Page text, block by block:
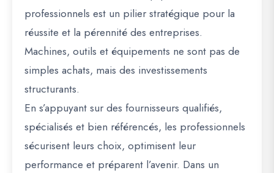
professionnels est un pilier stratégique pour la
réussite et la pérennité des entreprises.
Machines, outils et équipements ne sont pas de
simples achats, mais des investissements
structurants.
En s’appuyant sur des fournisseurs qualifiés,
spécialisés et bien référencés, les professionnels
sécurisent leurs choix, optimisent leur
performance et préparent l’avenir. Dans un